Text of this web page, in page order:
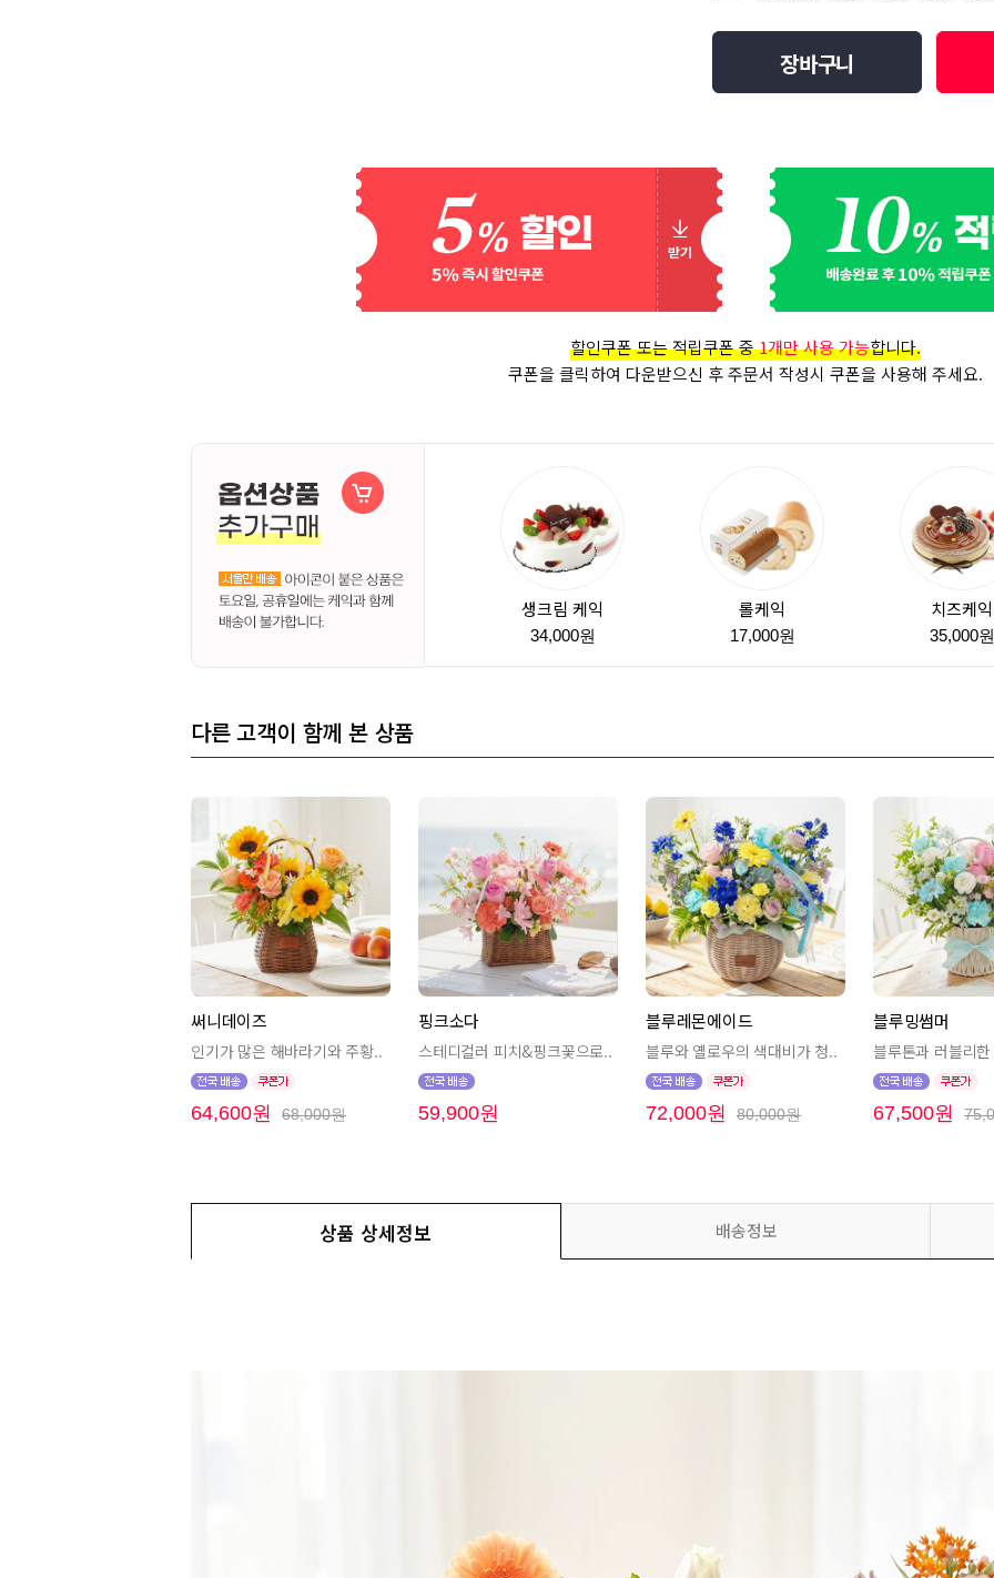
장바구니
할인쿠폰 또는 적립쿠폰 중1개만 사용 가능합니다.
쿠폰을 클릭하여 다운받으신 후 주문서 작성시 쿠폰을 사용해 주세요.
생크림 케익
34,000원
롤케익
17,000원
치즈케익
35,000원
다른 고객이 함께 본 상품
써니데이즈
인기가 많은 해바라기와 주황..
64,600원 68,000원
핑크소다
스테디컬러 피치&핑크꽃으로..
59,900원
블루레몬에이드
블루와 옐로우의 색대비가 청..
72,000원 80,000원
블루밍썸머
블루톤과 러블리
67,500원
상품 상세정보 배송정보